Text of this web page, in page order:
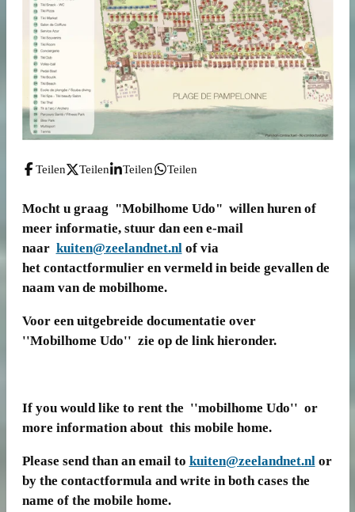
Teilen Teilen Teilen Teilen
Mocht u graag "Mobilhome Udo" willen huren of
meer informatie, stuur dan een e-mail
naar kuiten@zeelandnet.nlof via
het contactformulier en vermeld in beide gevallen de
naam van de mobilhome.
Voor een uitgebreide documentatie over
''Mobilhome Udo'' zie op de link hieronder.
If you would like to rent the ''mobilhome Udo'' or
more information about this mobile home.
Please send than an email to kuiten@zeelandnet.nlor
by the contactformula and write in both cases the
name of the mobile home.